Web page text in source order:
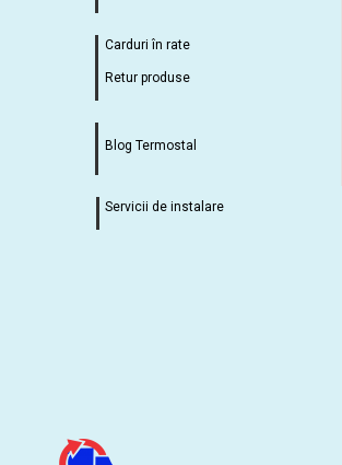
Carduri în rate
Retur produse
Blog Termostal
Servicii de instalare